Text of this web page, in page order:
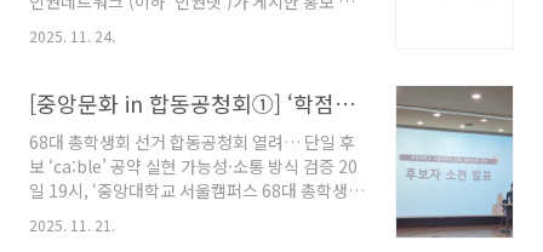
행했다. 해당 설문에는 총 2,001명의 학우가 참
여했으며, 수집된 의견은 향후 등록금심의위원회
됐으며, 지난해 2025학년..
시물이 무단 철거됐다는 문제가 제기됐다. 위 사
건을 두고, 학내 단체와 총무팀의 간에 사실관계
게시물이 게시기간 중 무단 철거됐다”고 주장하
는 반면, 총무팀은 “정상 게시물에 대한 철거 지
시가 없었다”며 업무 전달 과정의 착오 가능성을
제기했다. 중앙문화는 해당 사안의 사실관계 확
인을 위해 총무팀과 사회과학대학 가동아리 ‘중
앙대학교 인권네트워크’(‘인권넷’)와 총무팀 양
2025. 11. 24.
[중앙문화 in 합동공청회①] ‘학점포기제 도입 가능할까?’ 공청회서 심층 질의 이어져
68대 총학생회 선거 합동공청회 열려… 단일 후
보 ‘ca:ble’ 공약 실현 가능성·소통 방식 검증 20
일 19시, ‘중앙대학교 서울캠퍼스 68대 총학생회
행됐다. 이날 공청회는 ‘중앙대학교 서울캠퍼스
2025. 11. 21.